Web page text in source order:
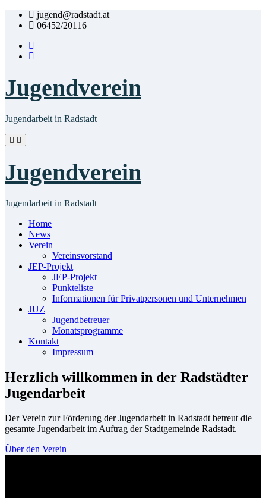
Zum
Inhalt
jugend@radstadt.at
06452/20116
Jugendverein
Jugendarbeit in Radstadt
Jugendverein
Jugendarbeit in Radstadt
Home
News
Verein
Vereinsvorstand
JEP-Projekt
JEP-Projekt
Punkteliste
Informationen für Privatpersonen und Unternehmen
JUZ
Jugendbetreuer
Monatsprogramme
Kontakt
Impressum
Herzlich willkommen in der Radstädter
Jugendarbeit
Der Verein zur Förderung der Jugendarbeit in Radstadt betreut die
gesamte Jugendarbeit im Auftrag der Stadtgemeinde Radstadt.
Über den Verein